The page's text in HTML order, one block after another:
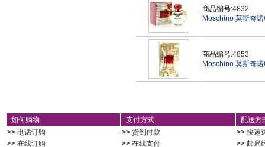
商品编号:4832
Moschino 莫斯奇
商品编号:4853
Moschino 莫斯奇
如何购物
>> 电话订购
>> 在线订购
支付方式
>> 货到付款
>> 在线支付
配送方
>>快递
>> 邮局